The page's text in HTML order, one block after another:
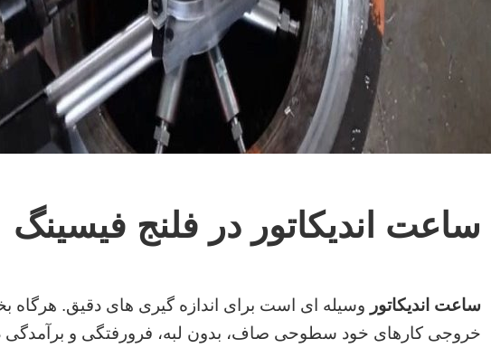
ساعت اندیکاتور در فلنج فیسینگ
ساعت اندیکاتور وسیله ای است برای اندازه گیری های دقیق. هرگاه
خروجی کارهای خود سطوحی صاف، بدون لبه، فرورفتگی و برآمدگی